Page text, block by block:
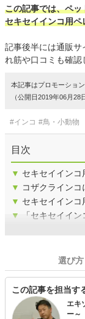
この記事では、ペ
セキセイインコ用
記事後半には通販
れ筋や口コミも確認
本記事はプロモーショ
（公開日2019年06月28
#インコ #鳥・小動物
目次
▼ セキセイイン
▼ コザクラインコ
▼ セキセイインコ
▼
「セキセイイ
選び方
この記事を担当す
エキ
ー～